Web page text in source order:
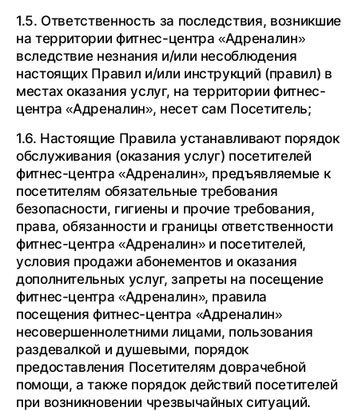
1.5. Ответственность за последствия, возникшие
на территории фитнес-центра «Адреналин»
вследствие незнания и/или несоблюдения
настоящих Правил и/или инструкций (правил) в
местах оказания услуг, на территории фитнес-
центра «Адреналин», несет сам Посетитель;
1.6. Настоящие Правила устанавливают порядок
обслуживания (оказания услуг) посетителей
фитнес-центра «Адреналин», предъявляемые к
посетителям обязательные требования
безопасности, гигиены и прочие требования,
права, обязанности и границы ответственности
фитнес-центра «Адреналин» и посетителей,
условия продажи абонементов и оказания
дополнительных услуг, запреты на посещение
фитнес-центра «Адреналин», правила
посещения фитнес-центра «Адреналин»
несовершеннолетними лицами, пользования
раздевалкой и душевыми, порядок
предоставления Посетителям доврачебной
помощи, а также порядок действий посетителей
при возникновении чрезвычайных ситуаций.